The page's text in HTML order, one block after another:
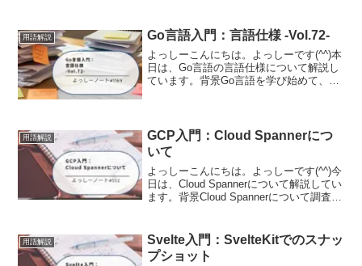
ンスへのインジェクションについて備
忘...
用語解説 Go言語入門：言語仕様 -Vol.72-
よっしーこんにちは。よっしーです(^^)本
日は、Go言語の言語仕様について解説し
ています。背景Go言語を学び始めて、公
用語解説
GCP入門：Cloud Spannerにつ
いて
よっしーこんにちは。よっしーです(^^)今
日は、Cloud Spannerについて解説してい
ます。背景Cloud Spannerについて調査す
SpannerとはC...
用語解説
Svelte入門：SvelteKitでのスナッ
プショット